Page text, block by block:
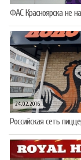
ФАС Красноярска не
24.02.2016
Российская сеть